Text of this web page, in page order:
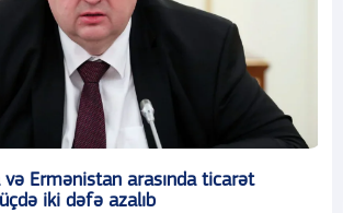
və Ermənistan arasında ticarət
iki dəfə azalıb